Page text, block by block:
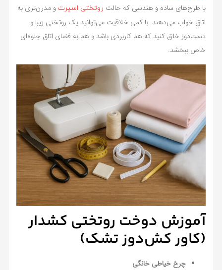
با طرح‌های ساده و هندسی که حالت روتختی اسپرت و مدرن‌تری به
اتاق خواب می‌دهند. با کمی خلاقیت می‌توانید یک روتختی زیبا و
دست‌دوز خلق کنید که هم کاربردی باشد و هم به فضای اتاق جلوه‌ای
خاص ببخشد.
آموزش دوخت روتختی کشدار
(کاور کش‌دوز تشک)
چرخ خیاطی خانگی